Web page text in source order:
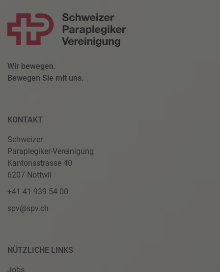
Wir bewegen.
Bewegen Sie mit uns.
KONTAKT
Schweizer
Paraplegiker-Vereinigung
Kantonsstrasse 40
6207 Nottwil
+41 41 939 54 00
spv@spv.ch
NÜTZLICHE LINKS
Jobs